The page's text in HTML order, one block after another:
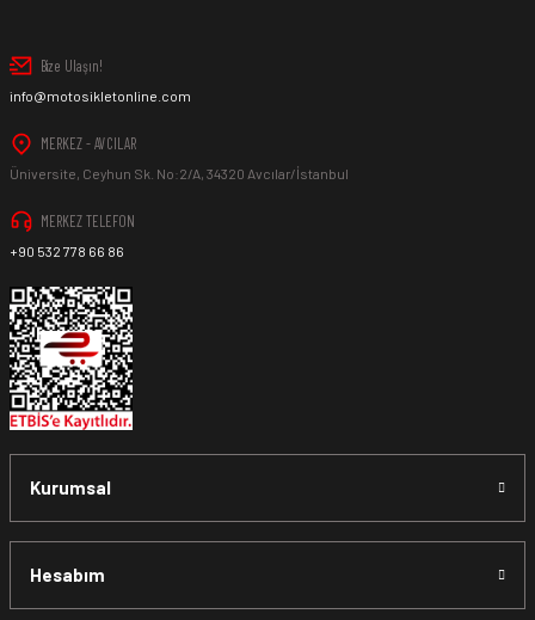
Bize Ulaşın!
info@motosikletonline.com
MERKEZ - AVCILAR
Üniversite, Ceyhun Sk. No:2/A, 34320 Avcılar/İstanbul
MERKEZ TELEFON
+90 532 778 66 86
Kurumsal
Hesabım